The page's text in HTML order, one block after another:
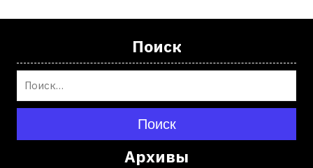
Поиск
Поиск
Архивы